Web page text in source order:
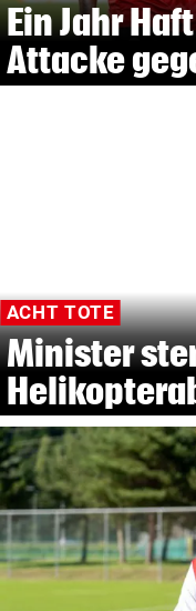
Ein Jahr
Attacke
ACHT TOTE
Minister